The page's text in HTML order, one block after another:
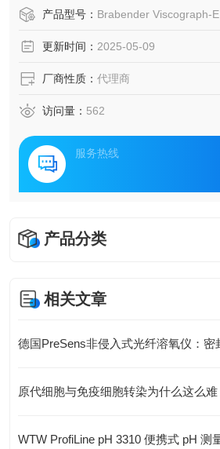
产品型号： Brabender Viscograph-E
更新时间： 2025-05-09
厂商性质： 代理商
访问量： 562
服务热线
产品分类
相关文章